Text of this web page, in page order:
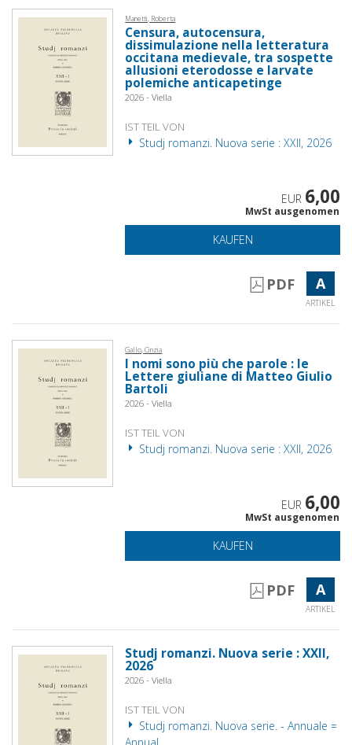
Manetti, Roberta
Censura, autocensura,
dissimulazione nella letteratura
occitana medievale, tra sospette
allusioni eterodosse e larvate
polemiche anticapetinge
2026 - Viella
IST TEIL VON
Studj romanzi. Nuova serie : XXII, 2026
EUR 6,00
MwSt ausgenomen
KAUFEN
PDF A
ARTIKEL
Gallo, Cinzia
I nomi sono più che parole : le
Lettere giuliane di Matteo Giulio
Bartoli
2026 - Viella
IST TEIL VON
Studj romanzi. Nuova serie : XXII, 2026
EUR 6,00
MwSt ausgenomen
KAUFEN
PDF A
ARTIKEL
Studj romanzi. Nuova serie : XXII,
2026
2026 - Viella
IST TEIL VON
Studj romanzi. Nuova serie. - Annuale =
Annual